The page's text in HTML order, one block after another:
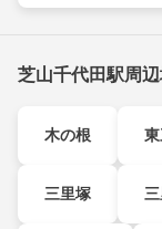
芝山千代田駅周
木の根
三里塚